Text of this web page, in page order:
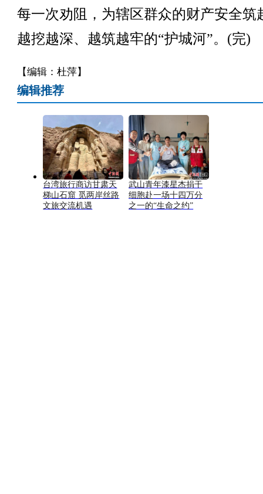
每一次劝阻，为辖区群众的财产安全筑
越挖越深、越筑越牢的“护城河”。(完)
【编辑：杜萍】
编辑推荐
台湾旅行商访甘肃天
梯山石窟 觅两岸丝路
文旅交流机遇
武山青年漆星杰捐干
细胞赴一场十四万分
之一的“生命之约”